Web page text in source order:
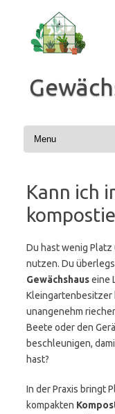
springen
Kann ich
Du hast wenig
nutzen. Du
Gewächshauseine
Kleingartenbesitzer
unangenehm
Beete oder den
beschleunigen,
hast?
In der Praxis bringt
kompakten